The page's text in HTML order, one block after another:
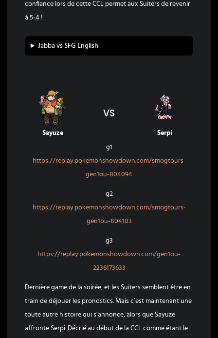
confiance lors de cette CCL permet aux Suiters de revenir
à 5-4 !
Jabba vs SFG English
Sayuze
VS
Serpi
g1
https://replay.pokemonshowdown.com/smogtours-
gen1ou-804094
g2
https://replay.pokemonshowdown.com/smogtours-
gen1ou-804103
g3
https://replay.pokemonshowdown.com/gen1ou-
2236173633
Dernière game de la soirée, et les Suiters semblent être en
train de déjouer les pronostics. Mais c’est maintenant une
toute autre histoire qui s’annonce, alors que Sayuze
affronte Serpi. Décrié au début de la CCL comme étant le